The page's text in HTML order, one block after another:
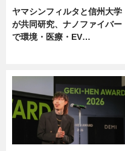
ヤマシンフィルタと信州大学
が共同研究、ナノファイバー
で環境・医療・EV…